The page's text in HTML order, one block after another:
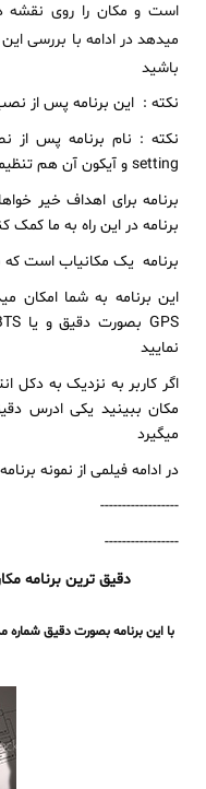
است و مکان را روی نقشه
میدهد در ادامه با بررسی این
باشید
نکته : این برنامه پس از
نکته : نام برنامه پس از
setting و آیکون آن هم تنظیمات گوشی میشود
برنامه برای اهداف خیر
برنامه در این راه به ما کمک
برنامه یک مکانیاب است که
این برنامه به شما امکان
نمایید
اگر کاربر به نزدیک به
مکان ببینید یکی ادرس
میگیرد
در ادامه فیلمی از نمونه
------------------
-----------------
دقیق ترین برنامه
با این برنامه بصورت دقیق شماره